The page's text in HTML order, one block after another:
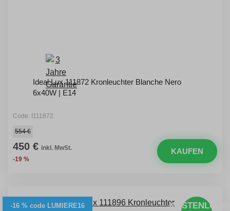
Ideal Lux 111872 Kronleuchter Blanche Nero
6x40W | E14
Code: I111872
554 €
450 € inkl. MwSt.
-19 %
KAUFEN
-16 % code LUMIERE16